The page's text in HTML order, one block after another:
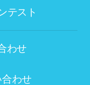
テスト
わせ
わせ